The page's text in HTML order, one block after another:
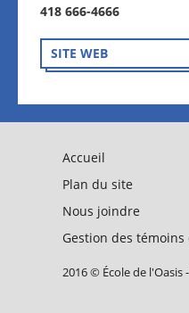
418 666-4666
SITE WEB
Accueil
Plan du site
Nous joindre
Gestion des
2016 © École de l'Oasis